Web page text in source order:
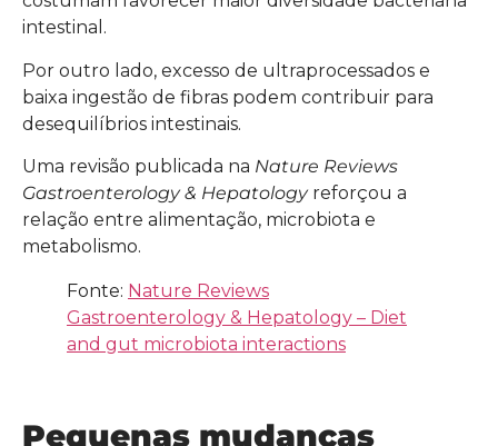
intestinal.
Por outro lado, excesso de ultraprocessados e
baixa ingestão de fibras podem contribuir para
desequilíbrios intestinais.
Uma revisão publicada na Nature Reviews
Gastroenterology & Hepatologyreforçou a
relação entre alimentação, microbiota e
metabolismo.
Fonte: Nature Reviews
Gastroenterology & Hepatology – Diet
and gut microbiota interactions
Pequenas mudanças